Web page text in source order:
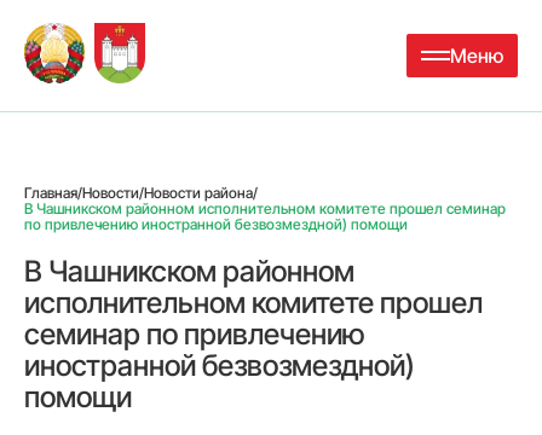
Меню
Главная/Новости/Новости района/
В Чашникском районном исполнительном комитете прошел семинар
по привлечению иностранной безвозмездной) помощи
В Чашникском районном
исполнительном комитете прошел
семинар по привлечению
иностранной безвозмездной)
помощи